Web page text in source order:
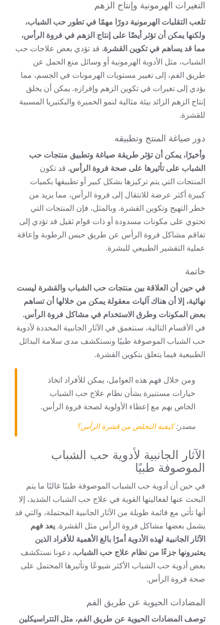
التغيرات الهرمونية وإنتاج الزهم
تلعب التقلبات الهرمونية دورًا مهمًا في تطور حب الشباب،
ولكنها يمكن أن تؤثر أيضًا على إنتاج الزهم في فروة الرأس،
مما قد يساهم في تكوين القشرة. قد تؤدي بعض علاجات حب
الشباب، مثل الأدوية الهرمونية أو وسائل منع الحمل عن
طريق الفم، إلى تغيير مستويات الهرمونات في الجسم، مما
يؤدي إلى تغيرات في تكوين الزهم وإفرازه. يمكن أن يخلق
إنتاج الزهم الزائد بيئة مثالية لنمو الخميرة والبكتيريا المسببة
للقشرة.
دور صياغة المنتج وتطبيقه
وأخيرًا، يمكن أن تؤثر طريقة صياغة وتطبيق منتجات حب
الشباب على تأثيرها على صحة فروة الرأس. قد تكون
المنتجات التي يتم تركيزها بشكل كبير أو تطبيقها بكميات
كبيرة أكثر عرضة للانتقال إلى فروة الرأس، مما يزيد من
خطر التهيج وتكوين القشرة. وبالمثل، فإن المنتجات التي
تحتوي على مكونات مسدودة أو ذات قوام ثقيل قد تؤدي إلى
تفاقم مشاكل فروة الرأس عن طريق حبس الرطوبة وإعاقة
عملية التقشير الطبيعي للبشرة.
خاتمة
في حين أن العلاقة بين منتجات حب الشباب والقشرة ليست
نهائية، إلا أن هناك آليات معقولة يمكن من خلالها أن تساهم
بعض المكونات وطرق الاستخدام في مشاكل فروة الرأس.
في الأقسام التالية، سنتعمق في الآثار الجانبية المحددة لأدوية
حب الشباب الموصوفة طبيًا ونستكشف مدى سلامة البدائل
الطبيعية فيما يتعلق بتكوين القشرة.
ومن خلال فهم هذه العوامل، يمكن للأفراد اتخاذ
خيارات مستنيرة بشأن نظام علاج حب الشباب
الخاص بهم مع إعطاء الأولوية لصحة فروة الرأس.
مصدر:كيفية التخلص من قشرة الرأس؟
الآثار الجانبية لأدوية حب الشباب
الموصوفة طبيًا
في حين أن أدوية حب الشباب الموصوفة طبيًا غالبًا ما يتم
البحث عنها لفعاليتها القوية في علاج حب الشباب الشديد، إلا
أنها تأتي مع قائمة طويلة من الآثار الجانبية المحتملة، والتي قد
يشمل بعضها مشاكل فروة الرأس مثل القشرة. يعد فهم
الآثار الجانبية لهذه الأدوية أمرًا بالغ الأهمية للأفراد الذين
يعتبرونها جزءًا من نظام علاج حب الشباب. دعونا نستكشف
بعض أدوية حب الشباب الأكثر شيوعًا وتأثيرها المحتمل على
صحة فروة الرأس.
المضادات الحيوية عن طريق الفم
توصف المضادات الحيوية عن طريق الفم، مثل التتراسيكلين